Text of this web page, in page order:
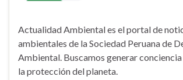
Actualidad Ambiental es el portal de
ambientales de la Sociedad Peruana de
Ambiental. Buscamos generar
la protección del planeta.